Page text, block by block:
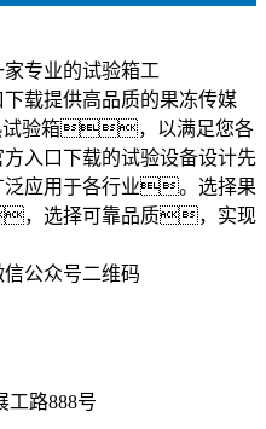
专业的试验箱工
载提供高品质的果冻传媒
试验箱，以满足您各
入口下载的试验设备设计先
用于各行业。选择果
，选择可靠品质，实现
工路888号